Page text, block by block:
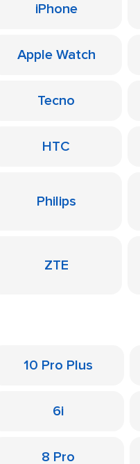
iPhone
Apple Watch
Tecno
HTC
Philips
ZTE
10 Pro Plus
6i
8 Pro